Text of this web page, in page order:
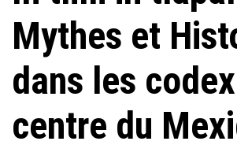
Mythes et
dans les
centre du